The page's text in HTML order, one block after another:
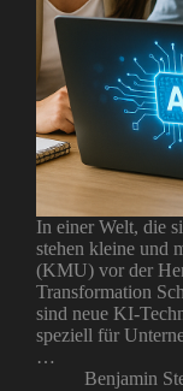
In einer Welt, die
stehen kleine und
(KMU) vor der
Transformation
sind neue KI-
speziell für
…
Benjamin